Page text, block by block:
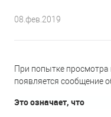
08.фев.2019
При попытке просмотра
появляется сообщение
Это означает, что